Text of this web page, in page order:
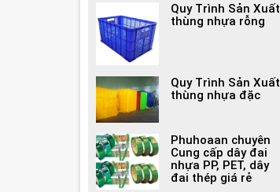
Quy Trình Sản Xuất
thùng nhựa rỗng
Quy Trình Sản Xuất
thùng nhựa đặc
Phuhoaan chuyên
Cung cấp dây đai
nhựa PP, PET, dây
đai thép giá rẻ